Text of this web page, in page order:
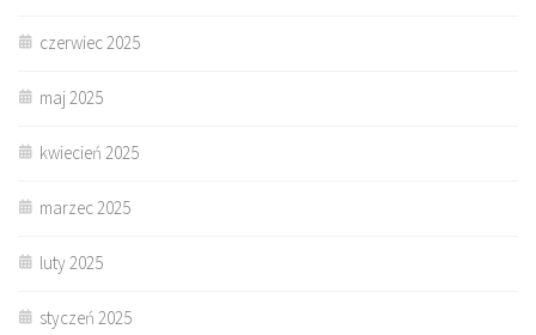
czerwiec 2025
maj 2025
kwiecień 2025
marzec 2025
luty 2025
styczeń 2025